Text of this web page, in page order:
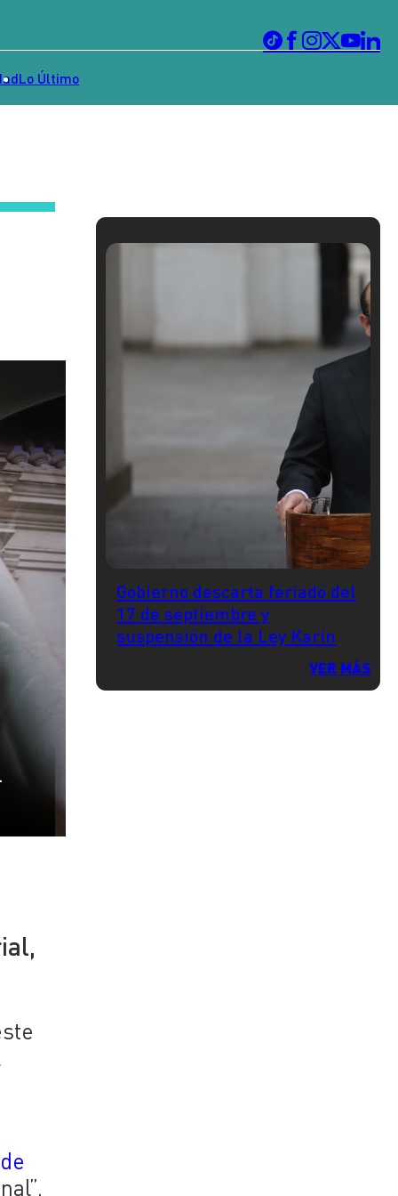
Lo Último
Gobierno descarta feriado del
17 de septiembre y
suspensión de la Ley Karin
VER MÁS